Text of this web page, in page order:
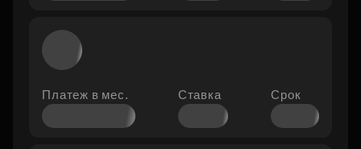
Платеж в мес. Ставка Срок